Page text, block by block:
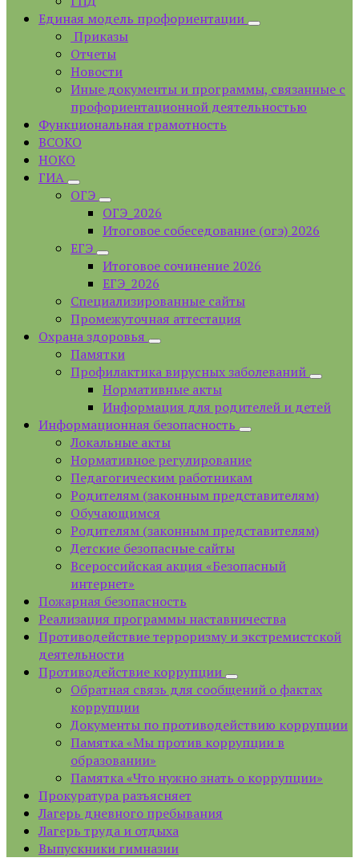
Единая модель профориентации
Приказы
Отчеты
Новости
Иные документы и программы, связанные с
профориентационной деятельностью
Функциональная грамотность
ВСОКО
НОКО
ГИА
ОГЭ
ОГЭ_2026
Итоговое собеседование (огэ) 2026
ЕГЭ
Итоговое сочинение 2026
ЕГЭ_2026
Специализированные сайты
Промежуточная аттестация
Охрана здоровья
Памятки
Профилактика вирусных заболеваний
Нормативные акты
Информация для родителей и детей
Информационная безопасность
Локальные акты
Нормативное регулирование
Педагогическим работникам
Родителям (законным представителям)
Обучающимся
Родителям (законным представителям)
Детские безопасные сайты
Всероссийская акция «Безопасный
интернет»
Пожарная безопасность
Реализация программы наставничества
Противодействие терроризму и экстремистской
деятельности
Противодействие коррупции
Обратная связь для сообщений о фактах
коррупции
Документы по противодействию коррупции
Памятка «Мы против коррупции в
образовании»
Памятка «Что нужно знать о коррупции»
Прокуратура разъясняет
Лагерь дневного пребывания
Лагерь труда и отдыха
Выпускники гимназии